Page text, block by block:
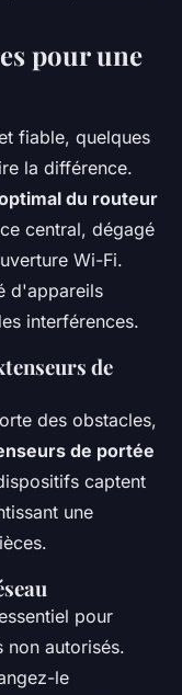
pour une
fiable, quelques
la différence.
du routeur
central, dégagé
Wi-Fi.
d'appareils
interférences.
de
des obstacles,
de portée
captent
une
pour
non autorisés.
le